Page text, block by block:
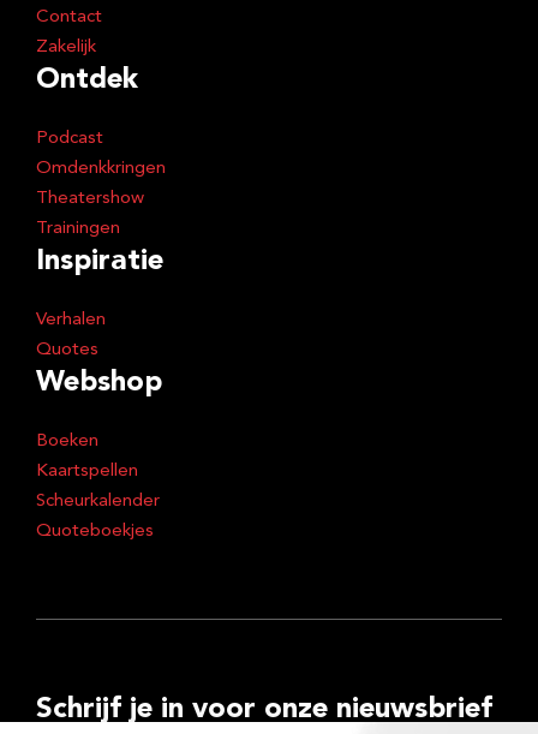
Contact
Zakelijk
Ontdek
Podcast
Omdenkkringen
Theatershow
Trainingen
Inspiratie
Verhalen
Quotes
Webshop
Boeken
Kaartspellen
Scheurkalender
Quoteboekjes
Schrijf je in voor onze nieuwsbrief